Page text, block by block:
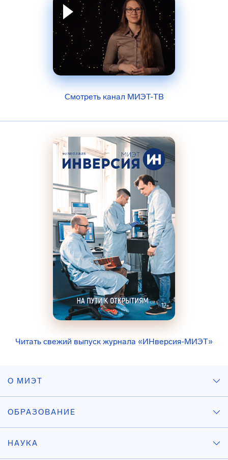
Смотреть канал МИЭТ-ТВ
Читать свежий выпуск журнала «ИНверсия-МИЭТ»
О МИЭТ
ОБРАЗОВАНИЕ
НАУКА